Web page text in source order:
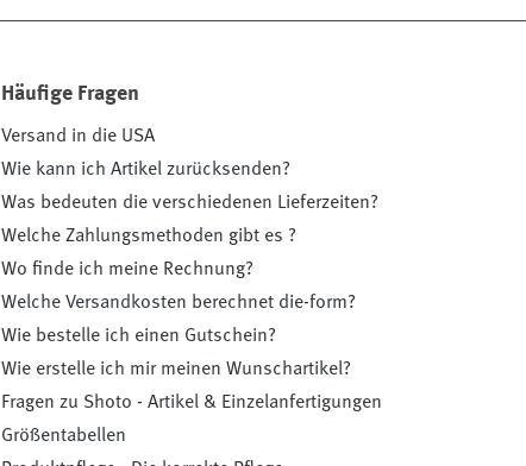
Häufige Fragen
Versand in die USA
Wie kann ich Artikel zurücksenden?
Was bedeuten die verschiedenen Lieferzeiten?
Welche Zahlungsmethoden gibt es ?
Wo finde ich meine Rechnung?
Welche Versandkosten berechnet die-form?
Wie bestelle ich einen Gutschein?
Wie erstelle ich mir meinen Wunschartikel?
Fragen zu Shoto - Artikel & Einzelanfertigungen
Größentabellen